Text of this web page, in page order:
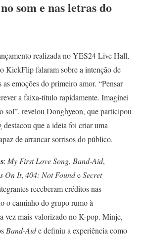
som e nas letras do
realizada no YES24 Live Hall,
KickFlip falaram sobre a intenção de
emoções do primeiro amor. “Pensar
a faixa-título rapidamente. Imaginei
sol”, revelou Donghyeon, que participou
que a ideia foi criar uma
de arrancar sorrisos do público.
: My First Love Song, Band-Aid,
On It, 404: Not FoundeSecret
receberam créditos nas
o caminho do grupo rumo à
vez mais valorizado no K-pop. Minje,
Band-Aide definiu a experiência como